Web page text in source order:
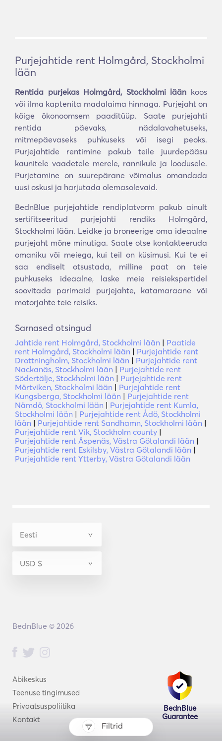
Filtrid
Purjejahtide rent Holmgård, Stockholmi
lään
Rentida purjekas Holmgård, Stockholmi lään koos
või ilma kaptenita madalaima hinnaga. Purjejaht on
kõige ökonoomsem paaditüüp. Saate purjejahti
rentida päevaks, nädalavahetuseks,
mitmepäevaseks puhkuseks või isegi peoks.
Purjejahtide rentimine pakub teile juurdepääsu
kaunitele vaadetele merele, rannikule ja loodusele.
Purjetamine on suurepärane võimalus omandada
uusi oskusi ja harjutada olemasolevaid.
BednBlue purjejahtide rendiplatvorm pakub ainult
sertifitseeritud purjejahti rendiks Holmgård,
Stockholmi lään. Leidke ja broneerige oma ideaalne
purjejaht mõne minutiga. Saate otse kontakteeruda
omaniku või meiega, kui teil on küsimusi. Kui te ei
saa endiselt otsustada, milline paat on teie
puhkuseks ideaalne, laske meie reisiekspertidel
soovitada parimaid purjejahte, katamaraane või
motorjahte teie reisiks.
Sarnased otsingud
Jahtide rent Holmgård, Stockholmi lään | Paatide
rent Holmgård, Stockholmi lään | Purjejahtide rent
Drottningholm, Stockholmi lään | Purjejahtide rent
Nackanäs, Stockholmi lään | Purjejahtide rent
Södertälje, Stockholmi lään | Purjejahtide rent
Mörtviken, Stockholmi lään | Purjejahtide rent
Kungsberga, Stockholmi lään | Purjejahtide rent
Nämdö, Stockholmi lään | Purjejahtide rent Kumla,
Stockholmi lään | Purjejahtide rent Ådö, Stockholmi
lään | Purjejahtide rent Sandhamn, Stockholmi lään |
Purjejahtide rent Vik, Stockholm county |
Purjejahtide rent Äspenäs, Västra Götalandi lään |
Purjejahtide rent Eskilsby, Västra Götalandi lään |
Purjejahtide rent Ytterby, Västra Götalandi lään
Abikeskus
Teenuse tingimused
Privaatsuspoliitika
Kontakt
BednBlue
Guarantee
BednBlue © 2026